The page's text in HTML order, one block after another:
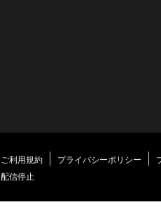
ご利用規約 プライバシーポリシー
配信停止